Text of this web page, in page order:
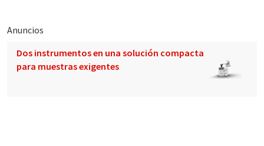
Anuncios
Dos instrumentos en una solución compacta
para muestras exigentes